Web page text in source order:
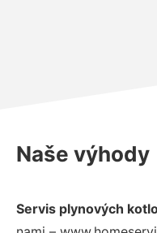
Naše výhody
Servis plynových